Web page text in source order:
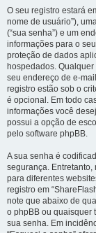
O seu registro estará
nome de usuário”),
(“sua senha”) e um
informações para o
proteção de dados
hospedados.
seu endereço de e-
registro estão sob o
é opcional. Em todo
informações você
possui a opção de
pelo software phpBB.
A sua senha é
segurança.
para diferentes
registro em
note que abaixo de
o phpBB ou quaisquer
sua senha. Em